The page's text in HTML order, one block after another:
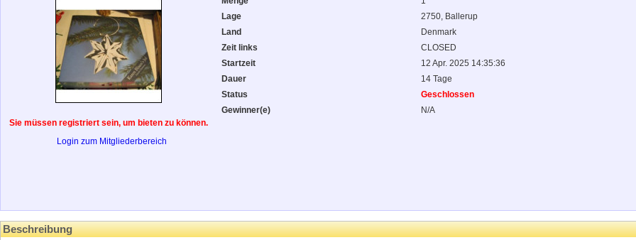
Sie müssen registriert sein, um bieten zu können.
Login zum Mitgliederbereich
Lage
2750, Ballerup
Land
Denmark
Zeit links
CLOSED
Startzeit
12 Apr. 2025 14:35:36
Dauer
14 Tage
Status
Geschlossen
Gewinner(e)
N/A
Beschreibung